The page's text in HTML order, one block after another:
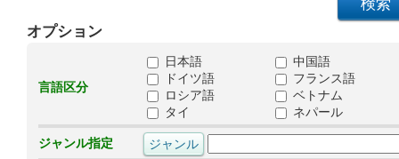
オプション
言語区分
日本語
中国語
ドイツ語
フランス語
ロシア語
ベトナム
タイ
ネパール
ジャンル指定